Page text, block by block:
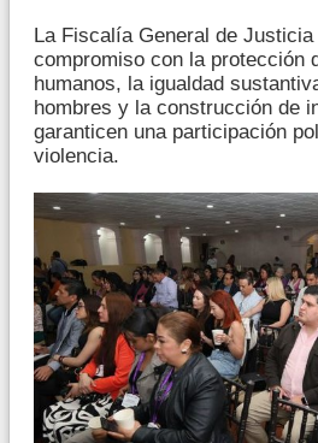
La Fiscalía General de
compromiso con la protección
humanos, la igualdad
hombres y la construcción de
garanticen una participación
violencia.